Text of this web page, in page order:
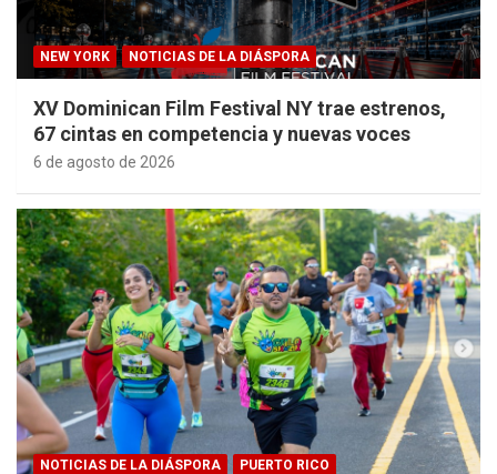
NEW YORK NOTICIAS DE LA DIÁSPORA
XV Dominican Film Festival NY trae estrenos,
67 cintas en competencia y nuevas voces
6 de agosto de 2026
NOTICIAS DE LA DIÁSPORA PUERTO RICO